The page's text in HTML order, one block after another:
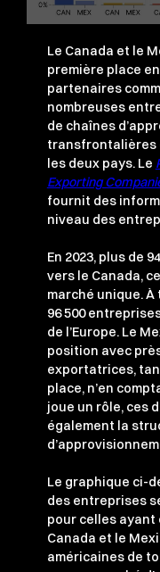
Le Canada et le
première place
partenaires
nombreuses
de chaînes
transfrontalières
les deux pays. Le
Exporting
fournit des
niveau des
En 2023, plus de
vers le Canada,
marché unique.
96 500
de l’Europe. Le
position avec
exportatrices,
place, n’en
joue un rôle, ces
également la
Le graphique ci-
des entreprises
pour celles ayant
Canada et le
américaines de